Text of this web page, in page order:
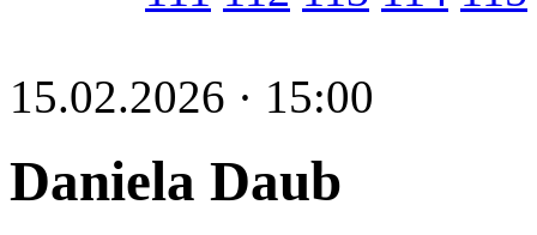
15.02.2026 · 15:00
Daniela Daub